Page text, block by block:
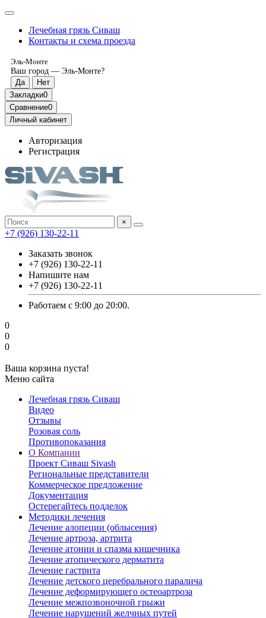
Лечебная грязь Сиваш
Контакты и схема проезда
Эль-Монте
Ваш город — Эль-Монте?
Закладки0
Сравнение0
Личный кабинет
Авторизация
Регистрация
×
‎+7 (926) 130-22-11
Заказать звонок
‎+7 (926) 130-22-11
Напишите нам
‎+7 (926) 130-22-11
Работаем с 9:00 до 20:00.
0
0
0
Ваша корзина пуста!
Меню сайта
Лечебная грязь Сиваш
Видео
Отзывы
Розовая соль
Противопоказания
О Компании
Проект Сиваш Sivash
Региональные представители
Коммерческое предложение
Документация
Остерегайтесь подделок
Методики лечения
Лечение алопеции (облысения)
Лечение артроза, артрита
Лечение атонии и спазма кишечника
Лечение атопического дерматита
Лечение гастрита
Лечение детского церебрального паралича
Лечение деформирующего остеоартроза
Лечение межпозвоночной грыжи
Лечение нарушений желчных путей